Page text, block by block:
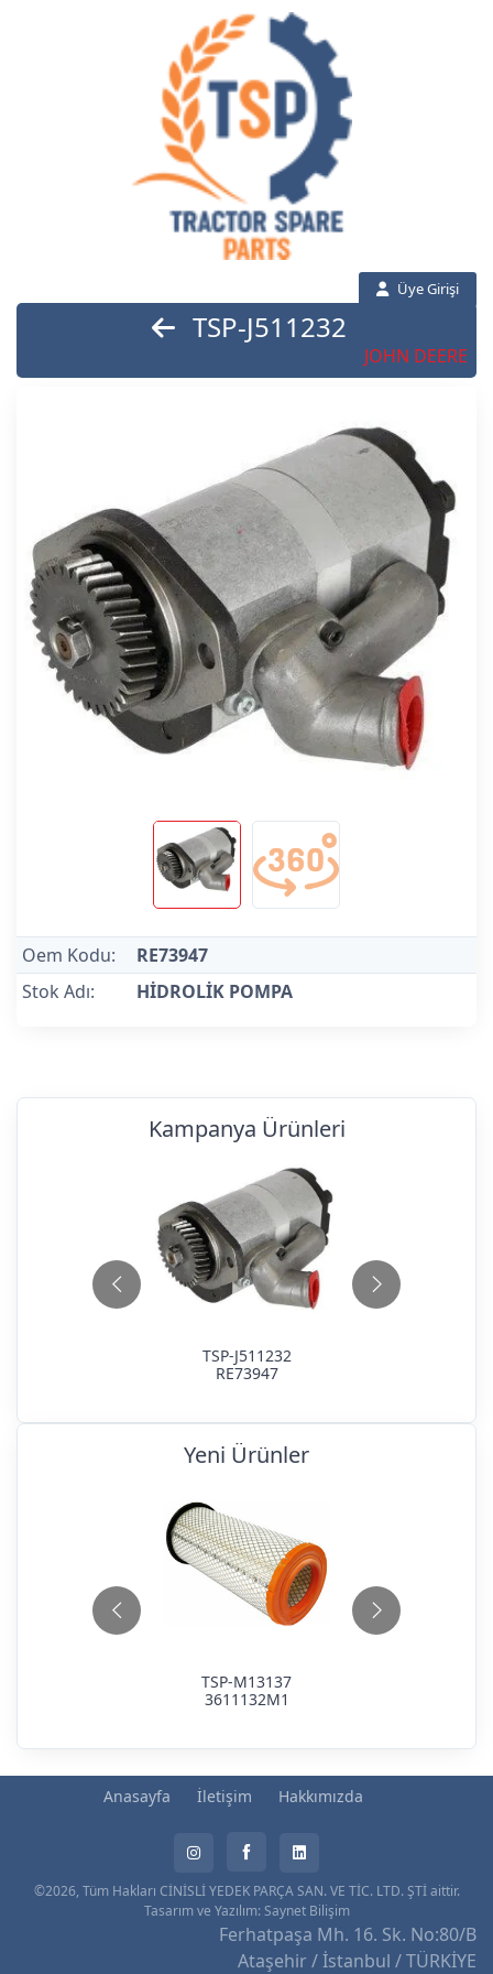
Üye Girişi
TSP-J511232
JOHN DEERE
Oem Kodu:
RE73947
Stok Adı:
HİDROLİK POMPA
Kampanya Ürünleri
Yeni Ürünler
TSP-M13137
3611132M1
Anasayfa İletişim Hakkımızda
©2026, Tüm Hakları CİNİSLİ YEDEK PARÇA SAN. VE TİC. LTD. ŞTİ aittir.
Tasarım ve Yazılım: Saynet Bilişim
Ferhatpaşa Mh. 16. Sk. No:80/B
Ataşehir / İstanbul / TÜRKİYE